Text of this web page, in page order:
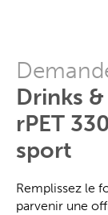
Drinks
rPET
sport
Remplissez le
parvenir une